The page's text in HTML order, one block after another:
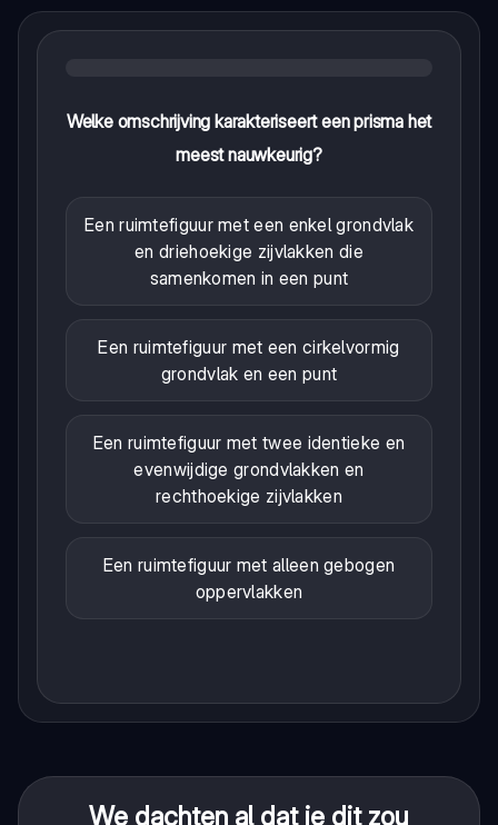
Welke omschrijving karakteriseert een prisma het
meest nauwkeurig?
Een ruimtefiguur met een enkel grondvlak
en driehoekige zijvlakken die
samenkomen in een punt
Een ruimtefiguur met een cirkelvormig
grondvlak en een punt
Een ruimtefiguur met twee identieke en
evenwijdige grondvlakken en
rechthoekige zijvlakken
Een ruimtefiguur met alleen gebogen
oppervlakken
We dachten al dat je dit zou